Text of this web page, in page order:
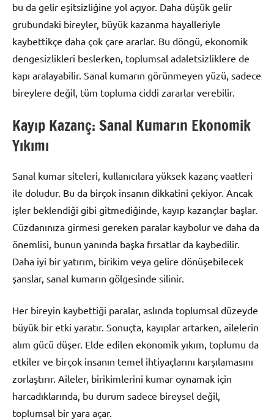
bu da gelir eşitsizliğine yol açıyor. Daha düşük gelir
grubundaki bireyler, büyük kazanma hayalleriyle
kaybettikçe daha çok çare ararlar. Bu döngü, ekonomik
dengesizlikleri beslerken, toplumsal adaletsizliklere de
kapı aralayabilir. Sanal kumarın görünmeyen yüzü, sadece
bireylere değil, tüm topluma ciddi zararlar verebilir.
Kayıp Kazanç: Sanal Kumarın Ekonomik
Yıkımı
Sanal kumar siteleri, kullanıcılara yüksek kazanç vaatleri
ile doludur. Bu da birçok insanın dikkatini çekiyor. Ancak
işler beklendiği gibi gitmediğinde, kayıp kazançlar başlar.
Cüzdanınıza girmesi gereken paralar kaybolur ve daha da
önemlisi, bunun yanında başka fırsatlar da kaybedilir.
Daha iyi bir yatırım, birikim veya gelire dönüşebilecek
şanslar, sanal kumarın gölgesinde silinir.
Her bireyin kaybettiği paralar, aslında toplumsal düzeyde
büyük bir etki yaratır. Sonuçta, kayıplar artarken, ailelerin
alım gücü düşer. Elde edilen ekonomik yıkım, toplumu da
etkiler ve birçok insanın temel ihtiyaçlarını karşılamasını
zorlaştırır. Aileler, birikimlerini kumar oynamak için
harcadıklarında, bu durum sadece bireysel değil,
toplumsal bir yara açar.